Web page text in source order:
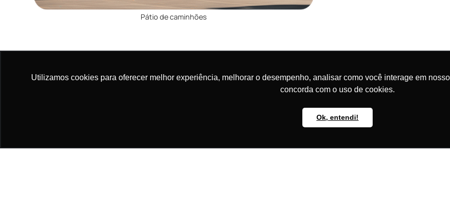
Utilizamos cookies para oferecer melhor experiência, melhorar o desempenho, analisar como você interage em
concorda com o uso de cookies.
Ok, entendi!
Pátio de caminhões
A implementação do YMS da Mobiis resulta em:
: Processos mais ágeis e coordenados.